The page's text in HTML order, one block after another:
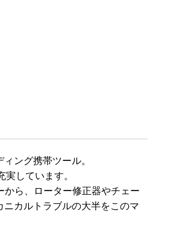
ング携帯ツール。
しています。
ら、ローター修正器やチェー
カルトラブルの大半をこのマ